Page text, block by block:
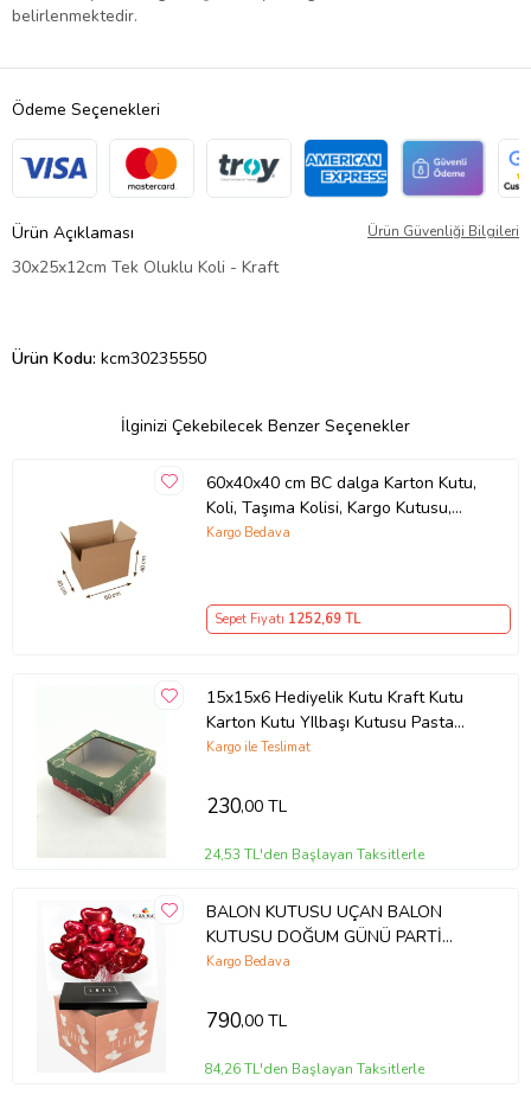
belirlenmektedir.
Ödeme Seçenekleri
Ürün Açıklaması Ürün Güvenliği Bilgileri
30x25x12cm Tek Oluklu Koli - Kraft
Ürün Kodu: kcm30235550
İlginizi Çekebilecek Benzer Seçenekler
60x40x40 cm BC dalga Karton Kutu,
Koli, Taşıma Kolisi, Kargo Kutusu,
Çeyiz Kolisi, Çeyiz Kutusu 5 Adet
Kargo Bedava
Sepet Fiyatı 1252,69 TL
15x15x6 Hediyelik Kutu Kraft Kutu
Karton Kutu YIlbaşı Kutusu Pasta
Kutusu Kargo Kutusu (10 ADET)
Kargo ile Teslimat
230,00 TL
24,53 TL'den Başlayan Taksitlerle
BALON KUTUSU UÇAN BALON
KUTUSU DOĞUM GÜNÜ PARTİ
BALON KUTUSU SÜPRİZ KUTU
Kargo Bedava
790,00 TL
84,26 TL'den Başlayan Taksitlerle